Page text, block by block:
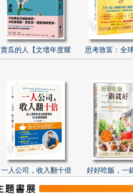
賣瓜的人【文壇年度耀 思考致富：全
一人公司，收入翻十倍 好好吃飯，一